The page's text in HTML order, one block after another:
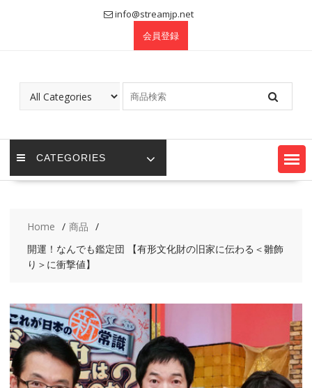
info@streamjp.net
会員登録
CATEGORIES
Home
商品
開運！なんでも鑑定団 【有形文化財の旧家に伝わる＜雛飾
り＞に衝撃値】